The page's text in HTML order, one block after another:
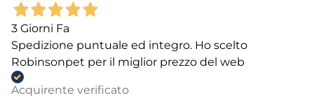
3 Giorni Fa
Spedizione puntuale ed integro. Ho scelto
Robinsonpet per il miglior prezzo del web
Acquirente verificato